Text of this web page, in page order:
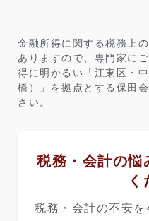
金融所得に関する税務上
ありますので、専門家に
得に明かるい「江東区・
橋）」を拠点とする保田
さい。
税務・会計の悩
く
税務・会計の不安を